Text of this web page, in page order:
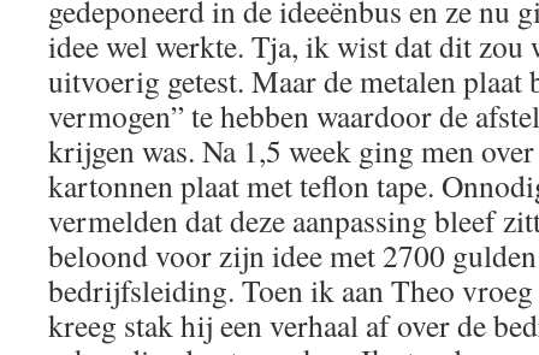
gedeponeerd in de ideeënbus en ze nu
idee wel werkte. Tja, ik wist dat dit zou
uitvoerig getest. Maar de metalen plaat
vermogen” te hebben waardoor de
krijgen was. Na 1,5 week ging men
kartonnen plaat met teflon tape.
vermelden dat deze aanpassing bleef
beloond voor zijn idee met 2700
bedrijfsleiding. Toen ik aan Theo
kreeg stak hij een verhaal af over de